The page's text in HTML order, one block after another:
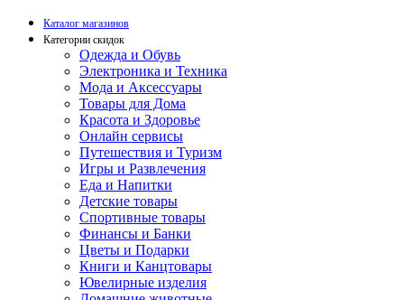
Каталог магазинов
Категории скидок
Одежда и Обувь
Электроника и Техника
Мода и Аксессуары
Товары для Дома
Красота и Здоровье
Онлайн сервисы
Путешествия и Туризм
Игры и Развлечения
Еда и Напитки
Детские товары
Спортивные товары
Финансы и Банки
Цветы и Подарки
Книги и Канцтовары
Ювелирные изделия